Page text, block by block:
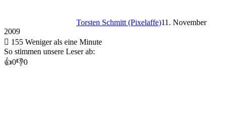
Torsten Schmitt (Pixelaffe)11. November
2009
155 Weniger als eine Minute
So stimmen unsere Leser ab:
👍0👎0